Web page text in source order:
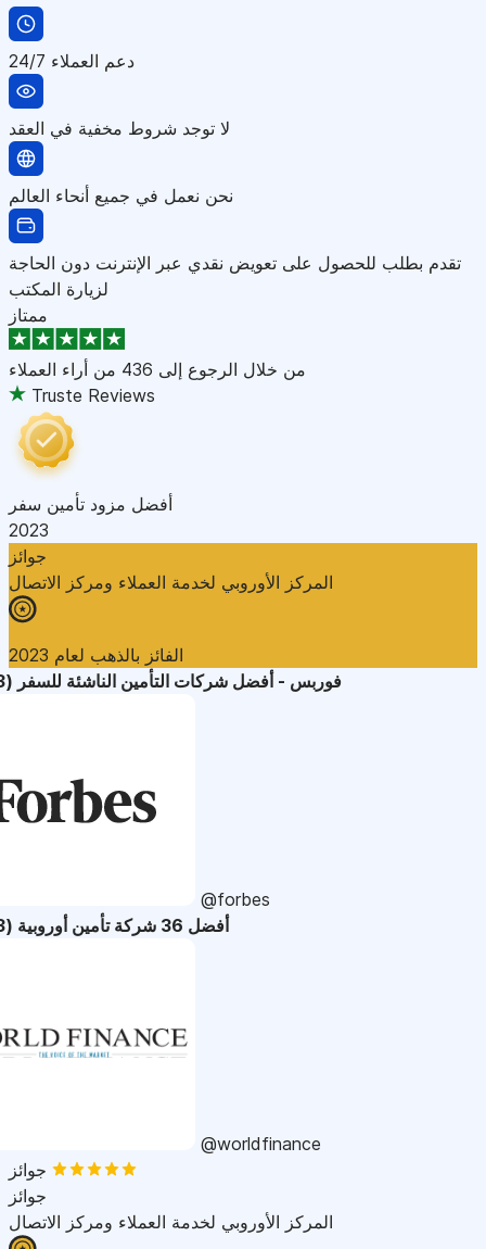
دعم العملاء 24/7
لا توجد شروط مخفية في العقد
نحن نعمل في جميع أنحاء العالم
تقدم بطلب للحصول على تعويض نقدي عبر الإنترنت دون الحاجة
لزيارة المكتب
ممتاز
من خلال الرجوع إلى 436 من أراء العملاء
Truste Reviews
أفضل مزود تأمين سفر
2023
جوائز
المركز الأوروبي لخدمة العملاء ومركز الاتصال
الفائز بالذهب لعام 2023
فوربس - أفضل شركات التأمين الناشئة للسفر (2023)
@forbes
أفضل 36 شركة تأمين أوروبية (2023)
@worldfinance
جوائز
المركز الأوروبي لخدمة العملاء ومركز الاتصال